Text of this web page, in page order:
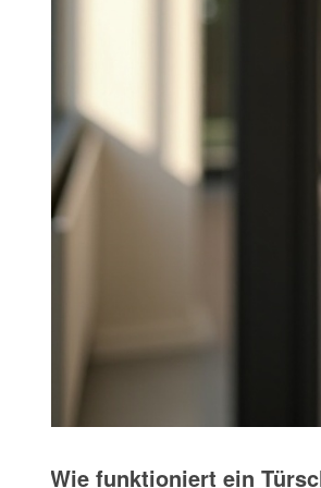
Wie funktioniert ein